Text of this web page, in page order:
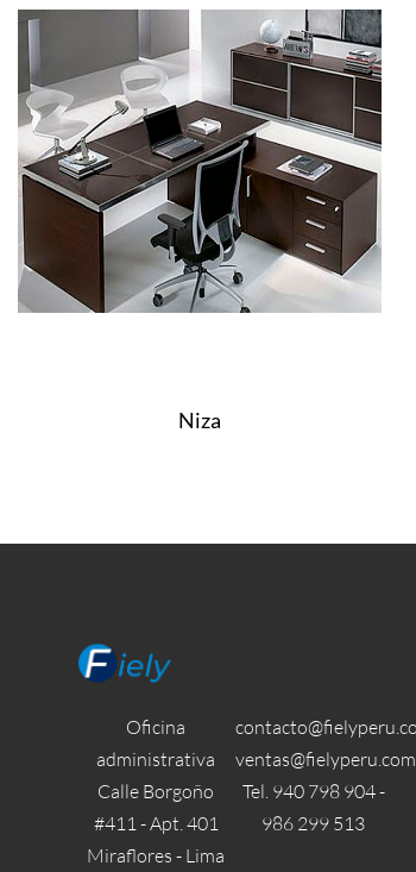
Niza
Oficina
administrativa
Calle Borgoño
#411 - Apt. 401
Miraflores - Lima
ventas@fielyperu.com
Tel. 940 798 904 -
986 299 513